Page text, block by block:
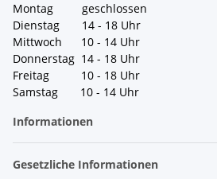
Montag geschlossen
Dienstag 14 - 18 Uhr
Mittwoch 10 - 14 Uhr
Donnerstag 14 - 18 Uhr
Freitag 10 - 18 Uhr
Samstag 10 - 14 Uhr
Informationen
Gesetzliche Informationen